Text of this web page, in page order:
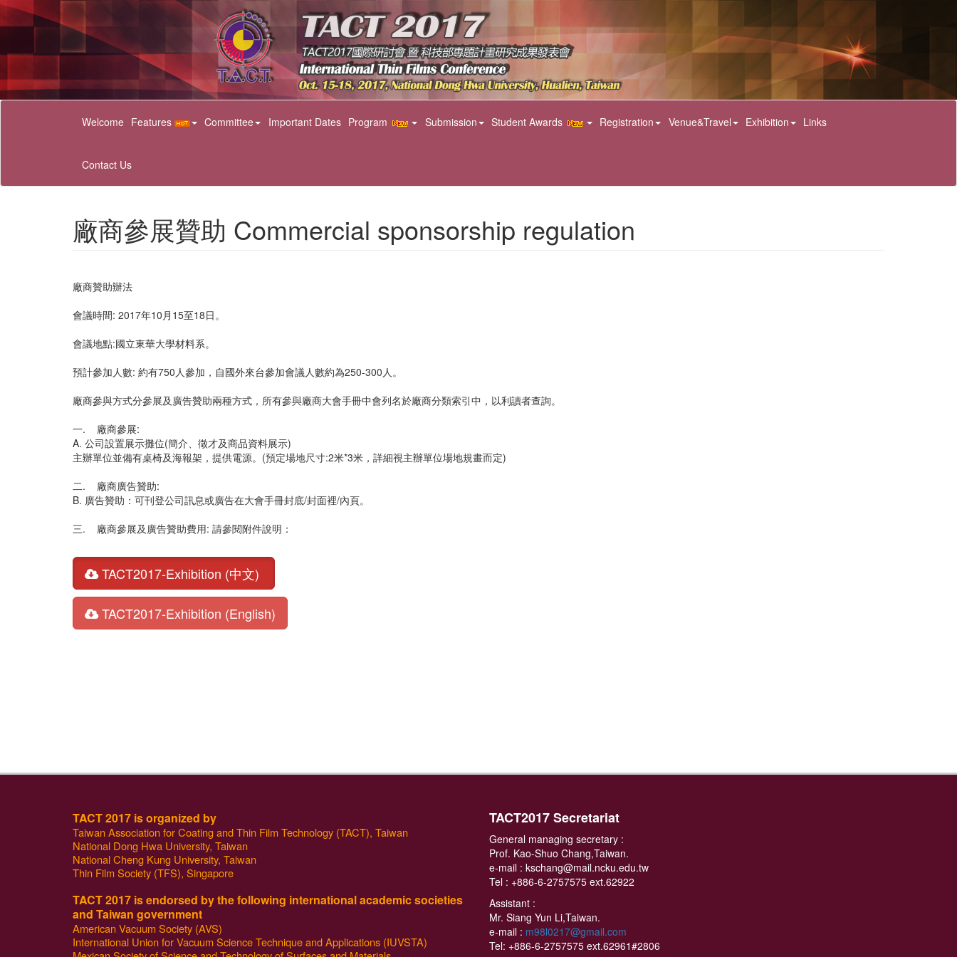
Welcome Features Committee Important Dates Program Submission Student Awards Registration Venue&Travel Exhibition Links
Contact Us
廠商參展贊助 Commercial sponsorship regulation
廠商贊助辦法
會議時間: 2017年10月15至18日。
會議地點:國立東華大學材料系。
預計參加人數: 約有750人參加，自國外來台參加會議人數約為250-300人。
廠商參與方式分參展及廣告贊助兩種方式，所有參與廠商大會手冊中會列名於廠商分類索引中，以利讀者查詢。
一. 廠商參展:
A. 公司設置展示攤位(簡介、徵才及商品資料展示)
主辦單位並備有桌椅及海報架，提供電源。(預定場地尺寸:2米*3米，詳細視主辦單位場地規畫而定)
二. 廠商廣告贊助:
B. 廣告贊助：可刊登公司訊息或廣告在大會手冊封底/封面裡/內頁。
三. 廠商參展及廣告贊助費用: 請參閱附件說明：
TACT2017-Exhibition (中文)
TACT2017-Exhibition (English)
TACT 2017 is organized by
Taiwan Association for Coating and Thin Film Technology (TACT), Taiwan
National Dong Hwa University, Taiwan
National Cheng Kung University, Taiwan
Thin Film Society (TFS), Singapore
TACT 2017 is endorsed by the following international academic societies
and Taiwan government
American Vacuum Society (AVS)
International Union for Vacuum Science Technique and Applications (IUVSTA)
TACT2017 Secretariat
General managing secretary :
Prof. Kao-Shuo Chang,Taiwan.
e-mail : kschang@mail.ncku.edu.tw
Tel : +886-6-2757575 ext.62922
Assistant :
Mr. Siang Yun Li,Taiwan.
e-mail : m98l0217@gmail.com
Tel: +886-6-2757575 ext.62961#2806